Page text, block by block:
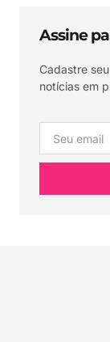
Assine
Cadastre
notícias em